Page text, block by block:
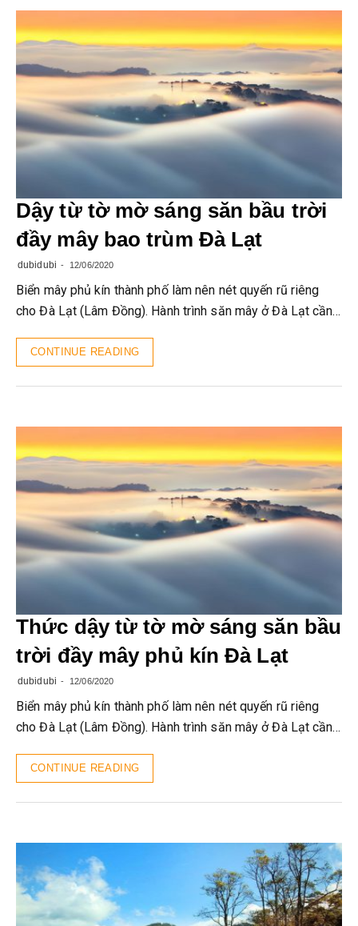
Dậy từ tờ mờ sáng săn bầu trời
đầy mây bao trùm Đà Lạt
dubidubi 12/06/2020
Biển mây phủ kín thành phố làm nên nét quyến rũ riêng
cho Đà Lạt (Lâm Đồng). Hành trình săn mây ở Đà Lạt cần…
CONTINUE READING
Thức dậy từ tờ mờ sáng săn bầu
trời đầy mây phủ kín Đà Lạt
dubidubi 12/06/2020
Biển mây phủ kín thành phố làm nên nét quyến rũ riêng
cho Đà Lạt (Lâm Đồng). Hành trình săn mây ở Đà Lạt cần…
CONTINUE READING